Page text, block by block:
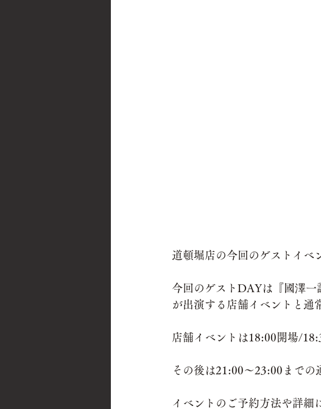
道頓堀店の今回のゲストイベ
今回のゲストDAYは『國澤一
が出演する店舗イベントと通
店舗イベントは18:00開場/
その後は21:00〜23:00までの
イベントのご予約方法や詳細